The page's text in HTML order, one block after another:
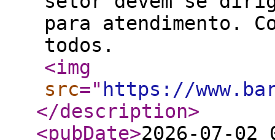
para atendimento.
todos.
<img
src=" https://
</description>
<pubDate>2026-07-02